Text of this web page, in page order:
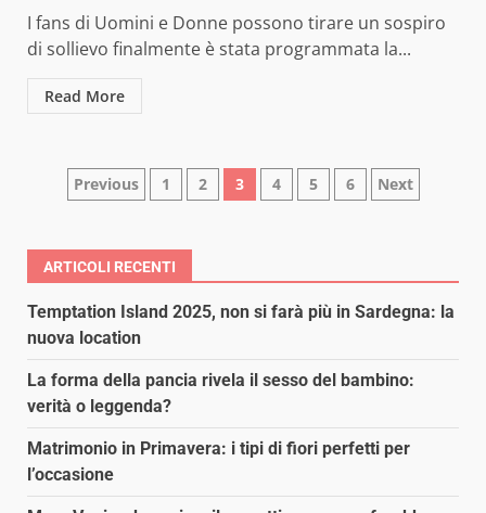
I fans di Uomini e Donne possono tirare un sospiro
di sollievo finalmente è stata programmata la...
Read More
Paginazione
articoli
Previous 1 2 3 4 5 6 Next
ARTICOLI RECENTI
Temptation Island 2025, non si farà più in Sardegna: la
nuova location
La forma della pancia rivela il sesso del bambino:
verità o leggenda?
Matrimonio in Primavera: i tipi di fiori perfetti per
l’occasione